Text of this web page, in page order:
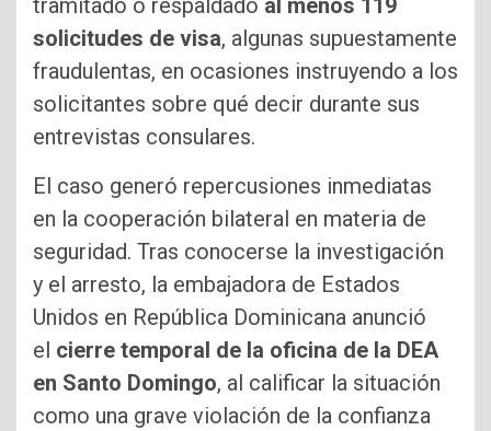
tramitado o respaldado al menos 119
solicitudes de visa, algunas supuestamente
fraudulentas, en ocasiones instruyendo a los
solicitantes sobre qué decir durante sus
entrevistas consulares.
El caso generó repercusiones inmediatas
en la cooperación bilateral en materia de
seguridad. Tras conocerse la investigación
y el arresto, la embajadora de Estados
Unidos en República Dominicana anunció
el cierre temporal de la oficina de la DEA
en Santo Domingo, al calificar la situación
como una grave violación de la confianza